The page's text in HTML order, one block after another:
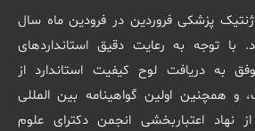
وژنتیک پزشکی فروردین در فرودین ماه سال
نمود. با توجه به رعایت دقیق استانداردهای
به دریافت لوح کیفیت استاندارد از
و همچنین اولین گواهینامه بین المللی
استاندارد ایزو 15189 از نهاد اعتباربخشی انجمن دکترای علوم